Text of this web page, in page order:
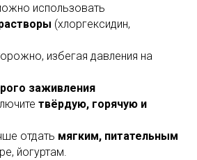
использовать
(хлоргексидин,
избегая давления на
заживления
твёрдую, горячую и
отдать мягким, питательным
йогуртам.